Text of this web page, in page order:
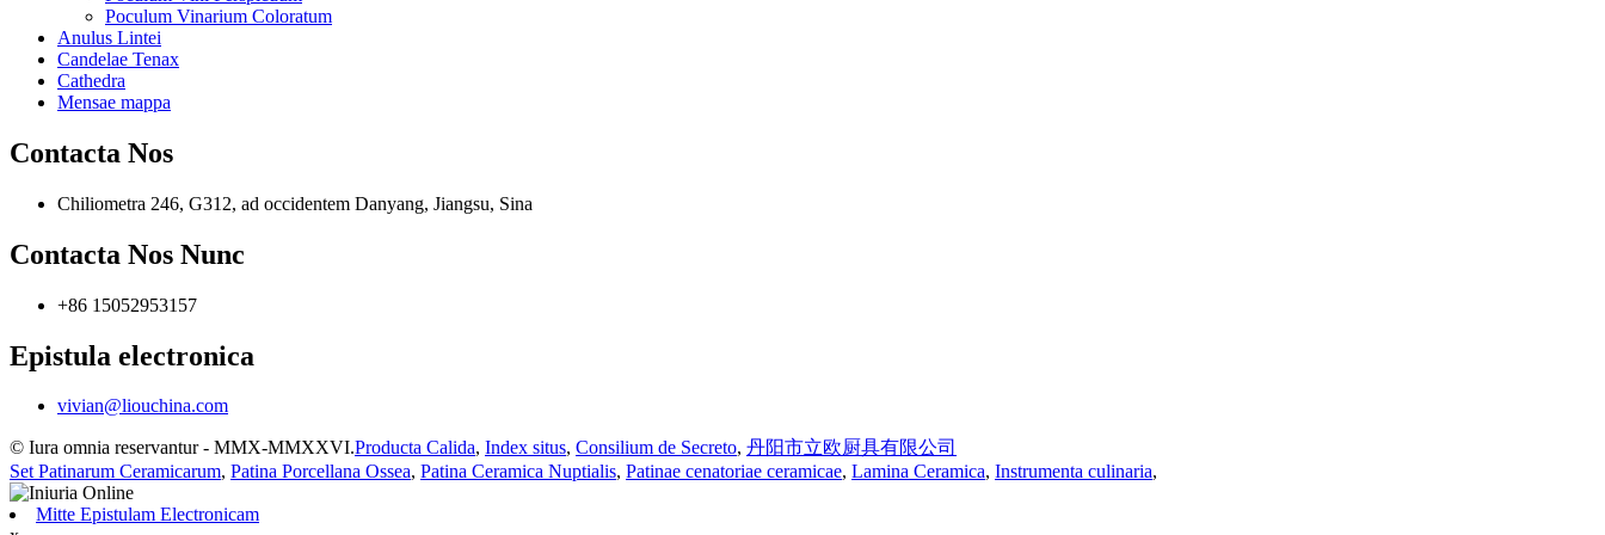
Poculum Vinarium Coloratum
Anulus Lintei
Candelae Tenax
Cathedra
Mensae mappa
Contacta Nos
Chiliometra 246, G312, ad occidentem Danyang, Jiangsu, Sina
Contacta Nos Nunc
+86 15052953157
Epistula electronica
vivian@liouchina.com
© Iura omnia reservantur - MMX-MMXXVI.Producta Calida, Index situs, Consilium de Secreto, 丹阳市立欧厨具有限公司
Set Patinarum Ceramicarum, Patina Porcellana Ossea, Patina Ceramica Nuptialis, Patinae cenatoriae ceramicae, Lamina Ceramica, Instrumenta culinaria,
Mitte Epistulam Electronicam